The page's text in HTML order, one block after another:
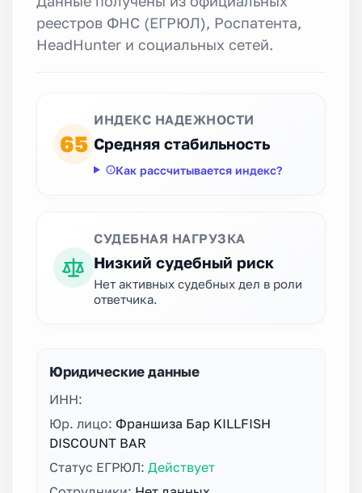
реестров ФНС (ЕГРЮЛ), Роспатента,
HeadHunter и социальных сетей.
65
ИНДЕКС НАДЕЖНОСТИ
Средняя стабильность
Как рассчитывается индекс?
СУДЕБНАЯ НАГРУЗКА
Низкий судебный риск
Нет активных судебных дел в роли
ответчика.
Юридические данные
ИНН:
Юр. лицо: Франшиза Бар KILLFISH
DISCOUNT BAR
Статус ЕГРЮЛ: Действует